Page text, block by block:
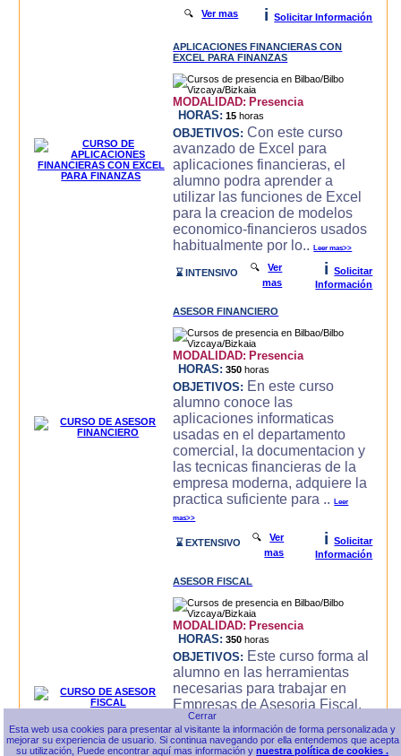
🔍Ver mas i Solicitar Información
APLICACIONES FINANCIERAS CON
EXCEL PARA FINANZAS
MODALIDAD: Presencia
HORAS: 15 horas
OBJETIVOS: Con este curso
avanzado de Excel para
aplicaciones financieras, el
alumno podra aprender a
utilizar las funciones de Excel
para la creacion de modelos
economico-financieros usados
habitualmente por lo..Leer mas>>
⌛ INTENSIVO 🔍Ver
mas
i
Solicitar
Información
ASESOR FINANCIERO
MODALIDAD: Presencia
HORAS: 350 horas
OBJETIVOS: En este curso
alumno conoce las
aplicaciones informaticas
usadas en el departamento
comercial, la documentacion y
las tecnicas financieras de la
empresa moderna, adquiere la
practica suficiente para ..Leer
mas>>
⌛ EXTENSIVO 🔍Ver
mas
i
Solicitar
Información
ASESOR FISCAL
MODALIDAD: Presencia
HORAS: 350 horas
OBJETIVOS: Este curso forma al
alumno en las herramientas
necesarias para trabajar en
Empresas de Asesoria Fiscal,
conoce las herramientas
ofimaticas, Internet,
Contabilidad General e
Esta web usa cookies para presentar al visitante la información de forma personalizada y
mejorar su experiencia de usuario. Si continua navegando por ella entendemos que acepta
su utilización, Puede encontrar aquí mas información ynuestra política de cookies .